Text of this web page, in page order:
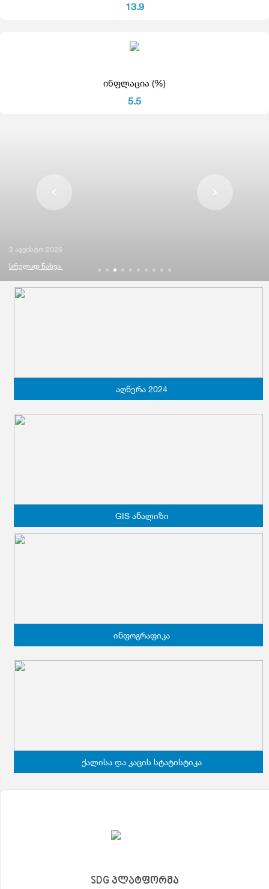
13.9
ინფლაცია (%)
5.5
3 აგვისტო 2026
სრულად ნახვა
აღწერა 2024
GIS ანალიზი
ინფოგრაფიკა
ქალისა და კაცის სტატისტიკა
SDG პლატფორმა